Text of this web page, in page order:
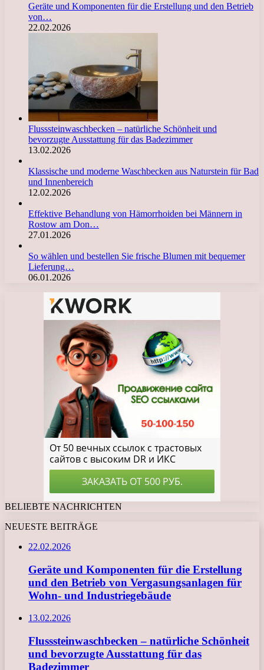
Geräte und Komponenten für die Erstellung und den Betrieb
von…
22.02.2026
Flusssteinwaschbecken – natürliche Schönheit und
bevorzugte Ausstattung für das Badezimmer
13.02.2026
Klassische und moderne Waschbecken aus Naturstein für Bad
und Innenbereich
12.02.2026
Effektive Behandlung von Hämorrhoiden bei Männern in
Rostow am Don…
27.01.2026
So wählen und bestellen Sie frische Blumen mit bequemer
Lieferung…
06.01.2026
BELIEBTE NACHRICHTEN
NEUESTE BEITRÄGE
22.02.2026
Geräte und Komponenten für die Erstellung
und den Betrieb von Vergasungsanlagen für
Wohn- und Industriegebäude
13.02.2026
Flusssteinwaschbecken – natürliche Schönheit
und bevorzugte Ausstattung für das
Badezimmer